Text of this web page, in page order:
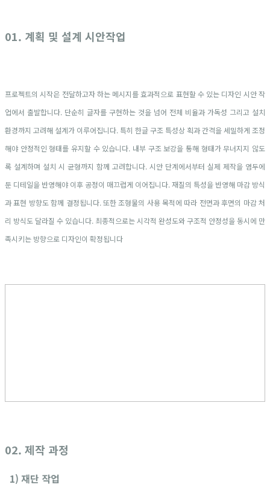
01. 계획 및 설계 시안작업
프로젝트의 시작은 전달하고자 하는 메시지를 효과적으로 표현할 수 있는 디자인 시안 작
업에서 출발합니다. 단순히 글자를 구현하는 것을 넘어 전체 비율과 가독성 그리고 설치
환경까지 고려해 설계가 이루어집니다. 특히 한글 구조 특성상 획과 간격을 세밀하게 조정
해야 안정적인 형태를 유지할 수 있습니다. 내부 구조 보강을 통해 형태가 무너지지 않도
록 설계하며 설치 시 균형까지 함께 고려합니다. 시안 단계에서부터 실제 제작을 염두에
둔 디테일을 반영해야 이후 공정이 매끄럽게 이어집니다. 재질의 특성을 반영해 마감 방식
과 표현 방향도 함께 결정됩니다. 또한 조형물의 사용 목적에 따라 전면과 후면의 마감 처
리 방식도 달라질 수 있습니다. 최종적으로는 시각적 완성도와 구조적 안정성을 동시에 만
족시키는 방향으로 디자인이 확정됩니다
02. 제작 과정
1) 재단 작업